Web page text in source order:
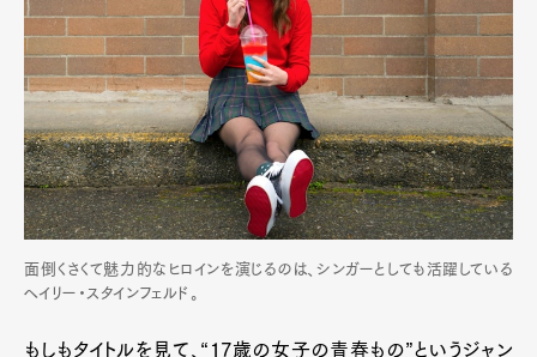
面倒くさくて魅力的なヒロインを演じるのは、シンガーとしても活躍している
ヘイリー・スタインフェルド。
もしもタイトルを見て、“17歳の女子の青春もの”というジャン